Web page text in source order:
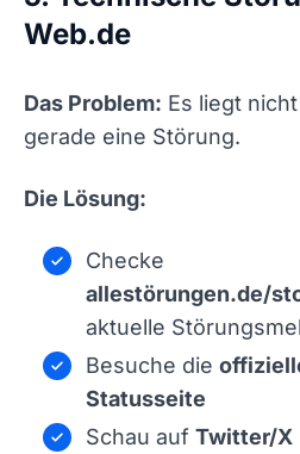
Web.de
Das Problem: Es liegt
gerade eine Störung.
Die Lösung:
Checke
allestörungen.de/
aktuelle
Besuche die
Statusseite
Schau auf Twitter/X